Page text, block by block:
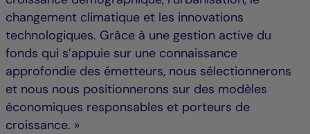
changement climatique et les innovations
technologiques. Grâce à une gestion active du
fonds qui s’appuie sur une connaissance
approfondie des émetteurs, nous sélectionnerons
et nous nous positionnerons sur des modèles
économiques responsables et porteurs de
croissance. »